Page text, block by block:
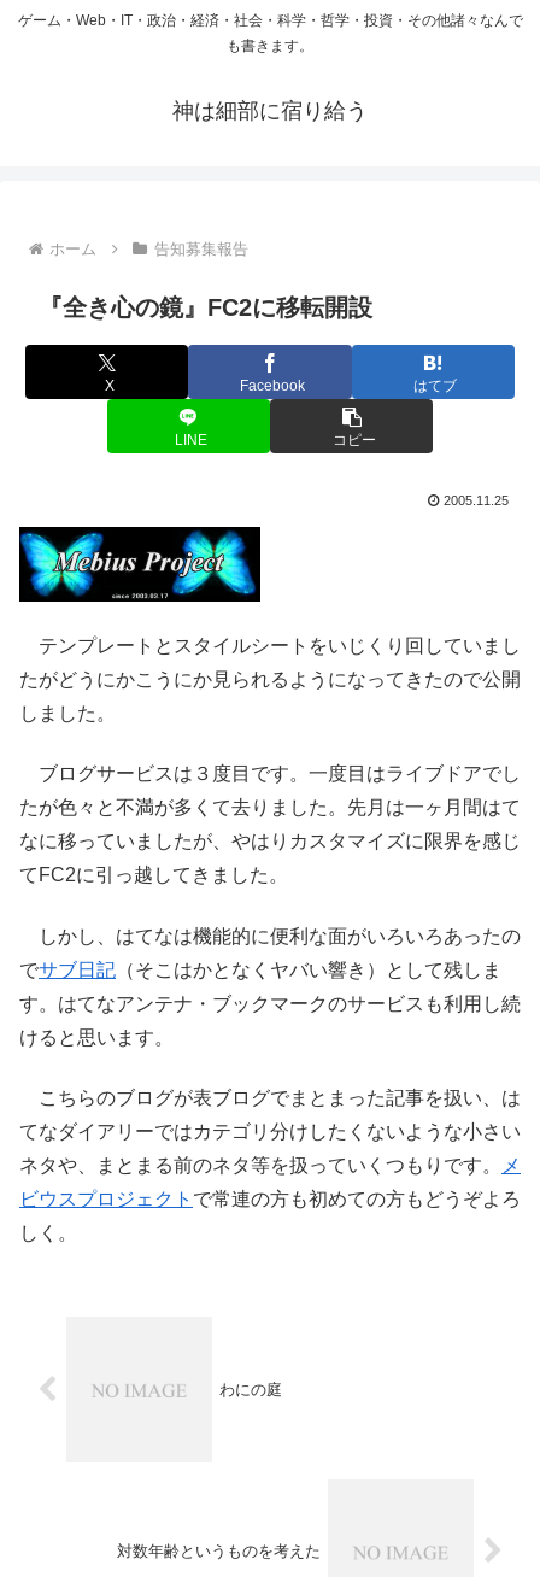
ゲーム・Web・IT・政治・経済・社会・科学・哲学・投資・その他諸々なんで
も書きます。
神は細部に宿り給う
ホーム 告知募集報告
『全き心の鏡』FC2に移転開設
X Facebook はてブ
LINE コピー
2005.11.25
テンプレートとスタイルシートをいじくり回していまし
たがどうにかこうにか見られるようになってきたので公開
しました。
ブログサービスは３度目です。一度目はライブドアでし
たが色々と不満が多くて去りました。先月は一ヶ月間はて
なに移っていましたが、やはりカスタマイズに限界を感じ
てFC2に引っ越してきました。
しかし、はてなは機能的に便利な面がいろいろあったの
でサブ日記 （そこはかとなくヤバい響き）として残しま
す。はてなアンテナ・ブックマークのサービスも利用し続
けると思います。
こちらのブログが表ブログでまとまった記事を扱い、は
てなダイアリーではカテゴリ分けしたくないような小さい
ネタや、まとまる前のネタ等を扱っていくつもりです。
メ
ビウスプロジェクト で常連の方も初めての方もどうぞよろ
しく。
わにの庭
対数年齢というものを考えた